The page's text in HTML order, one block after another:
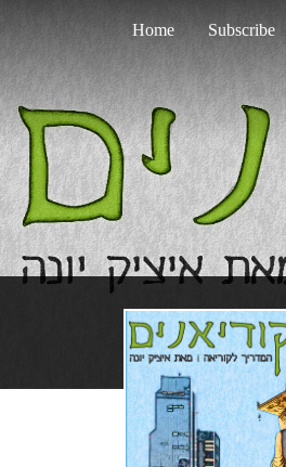
Home Subscribe